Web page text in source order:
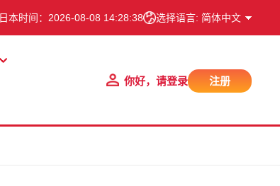
日本时间： 2026-08-08 14:28:39 选择语言: 简体中文
你好，请登录 注册